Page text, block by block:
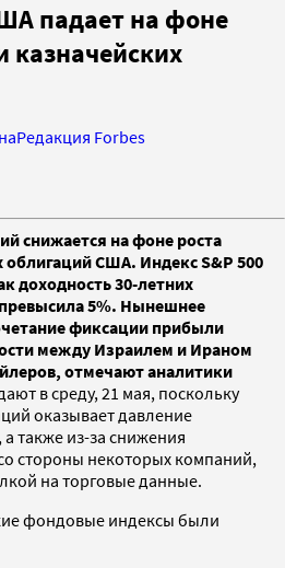
падает на фоне
казначейских
Редакция Forbes
снижается на фоне роста
облигаций США. Индекс S&P 500
доходность 30-летних
5%. Нынешнее
фиксации прибыли
между Израилем и Ираном
отмечают аналитики
в среду, 21 мая, поскольку
оказывает давление
также из-за снижения
стороны некоторых компаний,
на торговые данные.
фондовые индексы были